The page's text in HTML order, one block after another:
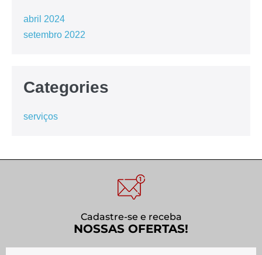
abril 2024
setembro 2022
Categories
serviços
Cadastre-se e receba
NOSSAS OFERTAS!